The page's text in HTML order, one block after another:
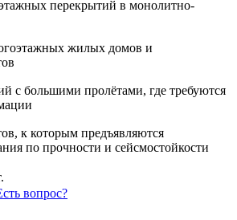
перекрытий в монолитно-
жилых домов и
с большими пролётами, где требуются
к которым предъявляются
по прочности и сейсмостойкости
вопрос?